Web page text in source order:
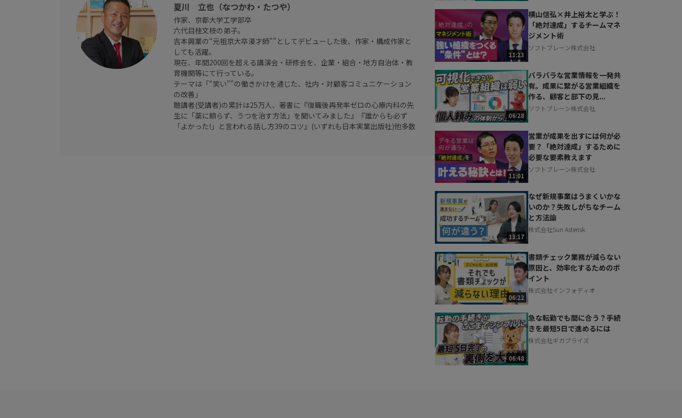
夏川 立也（なつかわ・たつや）
作家、京都大学工学部卒
六代目桂文枝の弟子。
吉本興業の“元祖京大卒漫才師""としてデビューした後、作家・構成作家と
しても活躍。
現在、年間200回を超える講演会・研修会を、企業・組合・地方自治体・教
育機関等にて行っている。
テーマは「“笑い""の働きかけを通じた、社内・対顧客コミュニケーション
の改善」
聴講者(受講者)の累計は25万人、著書に『復職後再発率ゼロの心療内科の先
生に「薬に頼らず、うつを治す方法」を聞いてみました』『誰からも必ず
「よかった!」と言われる話し方39のコツ』(いずれも日本実業出版社)他多数
11:23
横山信弘×井上裕太と学ぶ！
「絶対達成」するチームマネ
ジメント術
ソフトブレーン株式会社
06:28
バラバラな営業情報を一発共
有。成果に繋がる営業組織を
作る、顧客と部下の見...
ソフトブレーン株式会社
11:01
営業が成果を出すには何が必
要？「絶対達成」するために
必要な要素教えます
ソフトブレーン株式会社
13:17
なぜ新規事業はうまくいかな
いのか？失敗しがちなチーム
と方法論
株式会社Sun Asterisk
06:22
書類チェック業務が減らない
原因と、効率化するためのポ
イント
株式会社インフォディオ
06:48
急な転勤でも間に合う？手続
きを最短5日で進めるには
株式会社ギガプライズ